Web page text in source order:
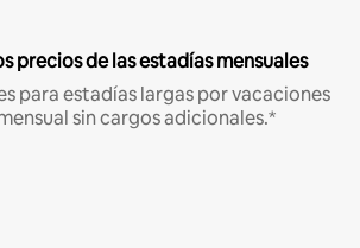
precios de las estadías mensuales
para estadías largas por vacaciones
sin cargos adicionales.*